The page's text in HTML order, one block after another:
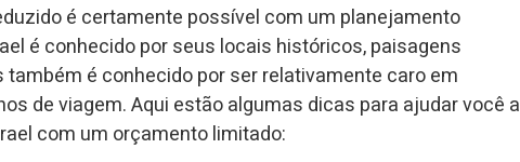
é certamente possível com um planejamento
é conhecido por seus locais históricos, paisagens
é conhecido por ser relativamente caro em
de viagem. Aqui estão algumas dicas para ajudar você a
com um orçamento limitado: